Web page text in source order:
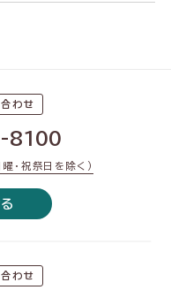
わせ
8100
祝祭日を除く）
わせ